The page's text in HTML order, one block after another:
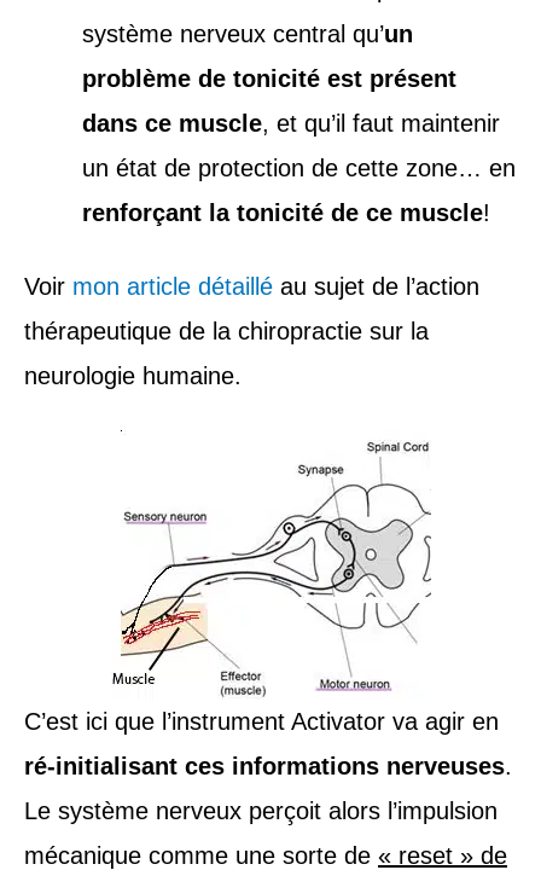
système nerveux central qu’un
problème de tonicité est présent
dans ce muscle, et qu’il faut maintenir
un état de protection de cette zone… en
renforçant la tonicité de ce muscle!
Voir mon article détaillé au sujet de l’action
thérapeutique de la chiropractie sur la
neurologie humaine.
C’est ici que l’instrument Activator va agir en
ré-initialisant ces informations nerveuses.
Le système nerveux perçoit alors l’impulsion
mécanique comme une sorte de « reset » de